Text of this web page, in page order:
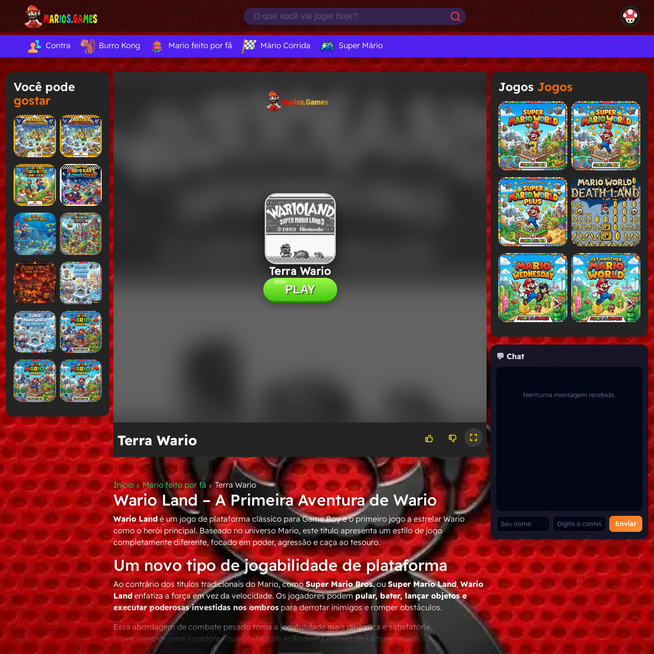
Contra Burro Kong Mario feito por fã Mário Corrida Super Mário
Você pode
gostar
Terra Wario
Início Mario feito por fã Terra Wario
Wario Land – A Primeira Aventura de Wario
Wario Landé um jogo de plataforma clássico para Game Boy e o primeiro jogo a estrelarWario
como o herói principal. Baseado no universo Mario, este título apresenta um estilo de jogo
completamente diferente, focado em poder, agressão e caça ao tesouro.
Um novo tipo de jogabilidade de plataforma
Ao contrário dos títulos tradicionais do Mario, comoSuper Mario Bros.ouSuper Mario Land,Wario
Landenfatiza a força em vez da velocidade. Os jogadores podempular, bater, lançar objetos e
executar poderosas investidas nos ombros para derrotar inimigos e romper obstáculos.
Essa abordagem de combate pesado torna a jogabilidade mais dinâmica e satisfatória,
especialmente para jogadores que gostam de ação direta em vez de saltos precisos.
Jogos Jogos
💬 Chat
Nenhuma mensagem recebida.
Enviar